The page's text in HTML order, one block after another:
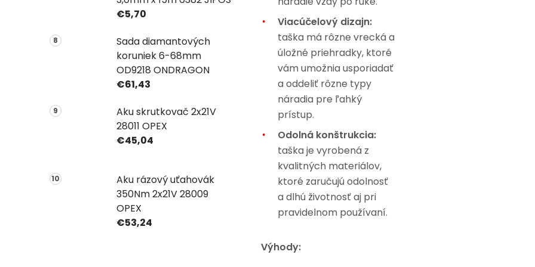
€5,70
Sada diamantových
koruniek 6-68mm
OD9218 ONDRAGON
€61,43
Aku skrutkovač 2x21V
28011 OPEX
€45,04
Aku rázový uťahovák
350Nm 2x21V 28009
OPEX
€53,24
Viacúčelový dizajn:
taška má rôzne vrecká a
úložné priehradky, ktoré
vám umožnia usporiadať
a oddeliť rôzne typy
náradia pre ľahký
prístup.
Odolná konštrukcia:
taška je vyrobená z
kvalitných materiálov,
ktoré zaručujú odolnosť
a dlhú životnosť aj pri
pravidelnom používaní.
Výhody: